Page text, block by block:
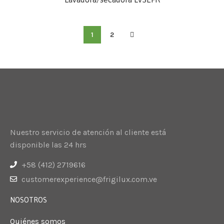
1 2
Nuestro servicio de atención al cliente está
disponible las 24 hrs
+58 (412) 2719616
customerexperience@frigilux.com.ve
NOSOTROS
Quiénes somos